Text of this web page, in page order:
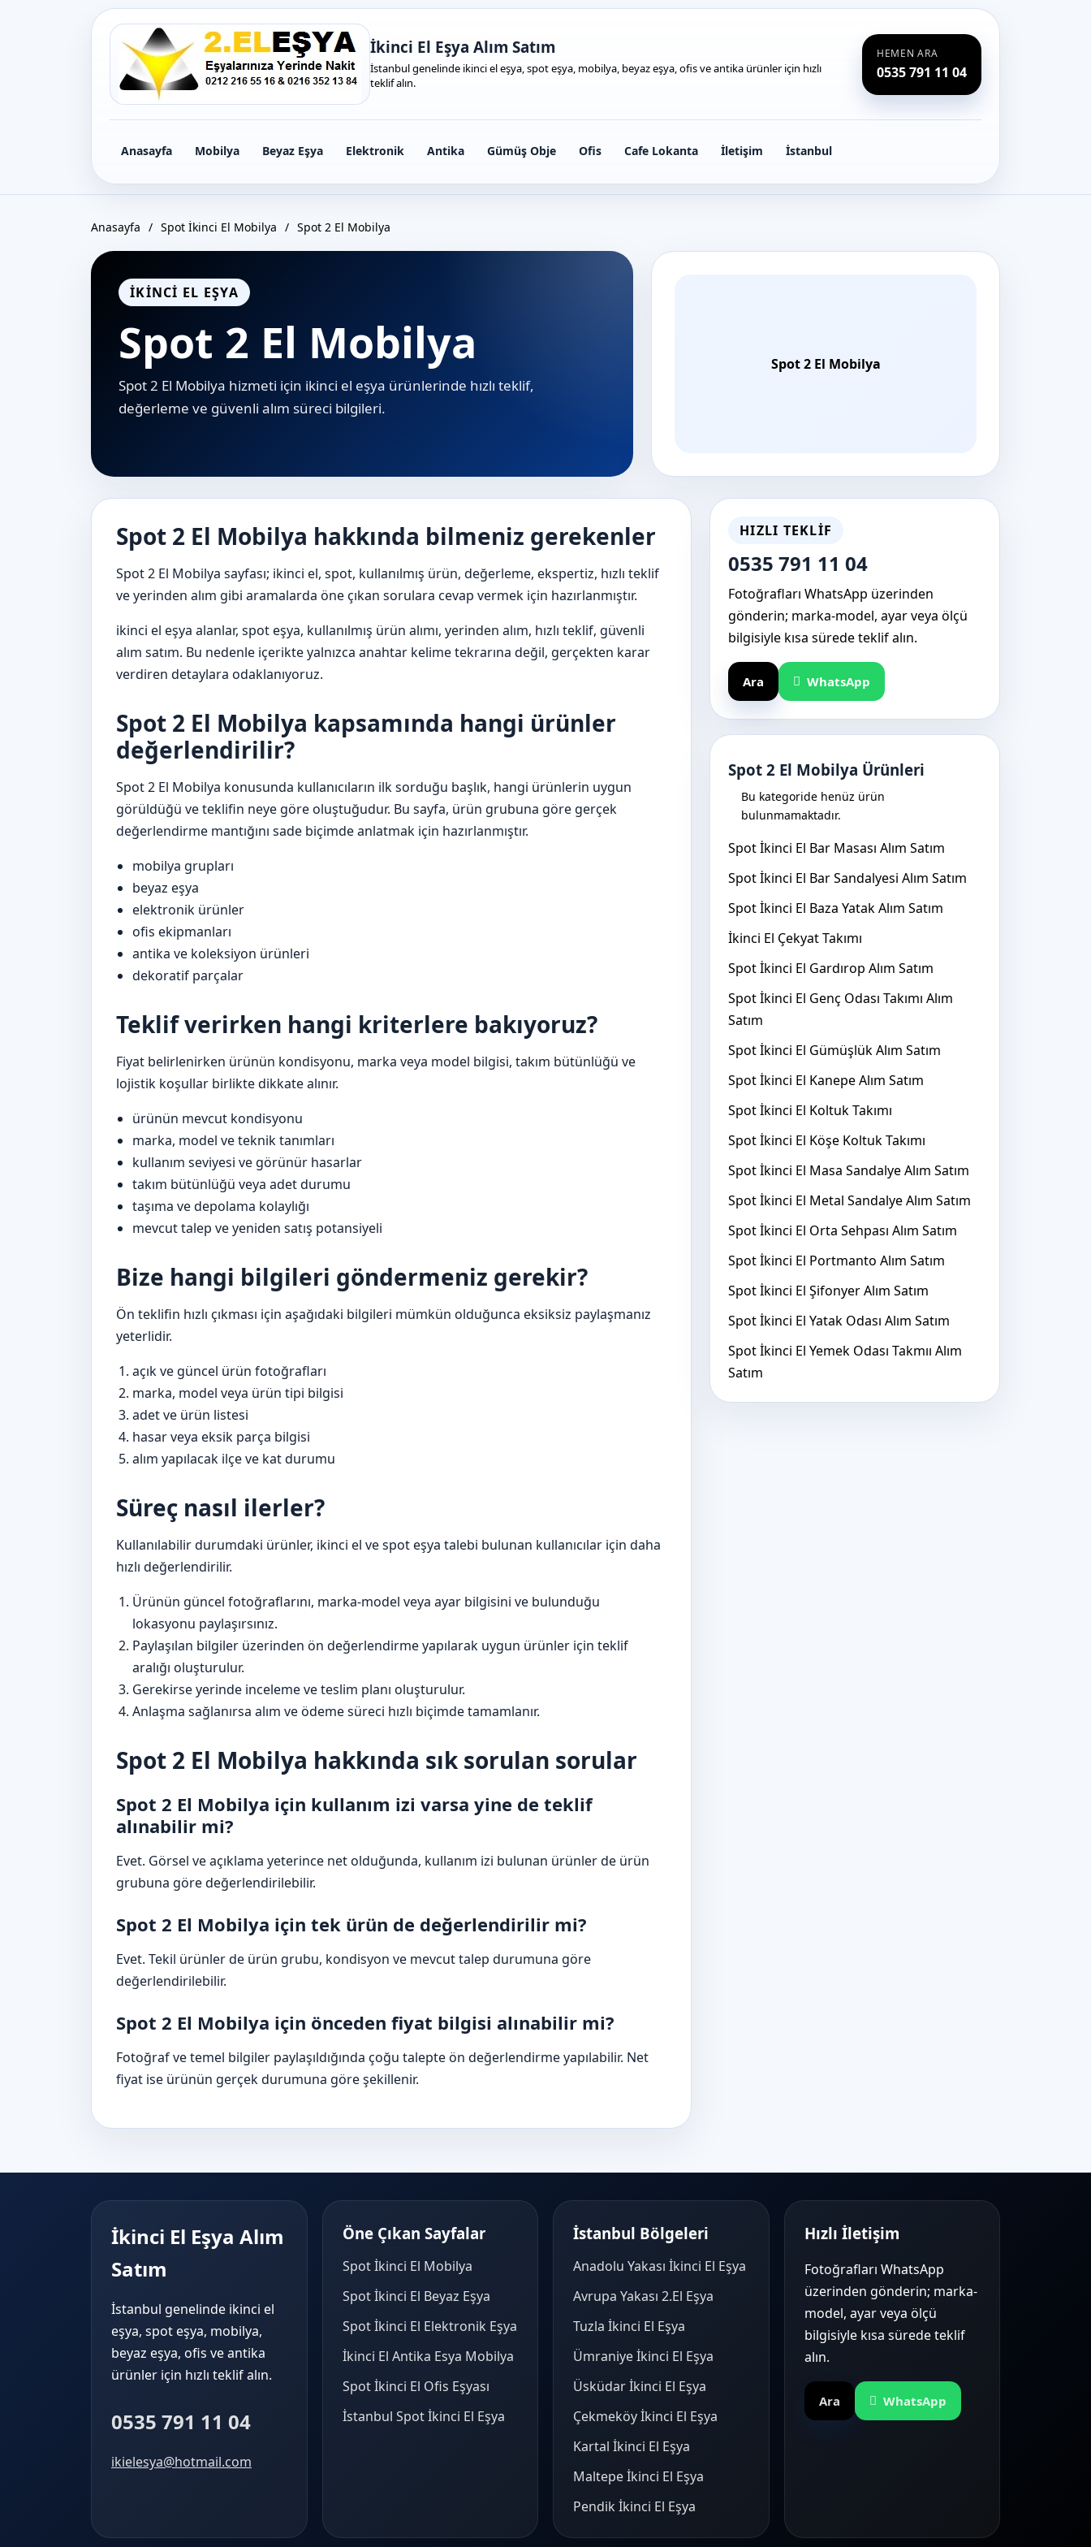
İkinci El Eşya Alım Satım
İstanbul genelinde ikinci el eşya, spot eşya, mobilya, beyaz eşya, ofis ve antika ürünler için hızlı
teklif alın.
Anasayfa Mobilya Beyaz Eşya Elektronik Antika Gümüş Obje Ofis Cafe Lokanta İletişim İstanbul
HEMEN ARA
0535 791 11 04
Anasayfa / Spot İkinci El Mobilya / Spot 2 El Mobilya
İKINCI EL EŞYA
Spot 2 El Mobilya
Spot 2 El Mobilya hizmeti için i̇kinci el eşya ürünlerinde hızlı teklif,
değerleme ve güvenli alım süreci bilgileri.
Spot 2 El Mobilya
Spot 2 El Mobilya hakkında bilmeniz gerekenler
Spot 2 El Mobilya sayfası; ikinci el, spot, kullanılmış ürün, değerleme, ekspertiz, hızlı teklif
ve yerinden alım gibi aramalarda öne çıkan sorulara cevap vermek için hazırlanmıştır.
ikinci el eşya alanlar, spot eşya, kullanılmış ürün alımı, yerinden alım, hızlı teklif, güvenli
alım satım. Bu nedenle içerikte yalnızca anahtar kelime tekrarına değil, gerçekten karar
verdiren detaylara odaklanıyoruz.
Spot 2 El Mobilya kapsamında hangi ürünler
değerlendirilir?
Spot 2 El Mobilya konusunda kullanıcıların ilk sorduğu başlık, hangi ürünlerin uygun
görüldüğü ve teklifin neye göre oluştuğudur. Bu sayfa, ürün grubuna göre gerçek
değerlendirme mantığını sade biçimde anlatmak için hazırlanmıştır.
mobilya grupları
beyaz eşya
elektronik ürünler
ofis ekipmanları
antika ve koleksiyon ürünleri
dekoratif parçalar
Teklif verirken hangi kriterlere bakıyoruz?
Fiyat belirlenirken ürünün kondisyonu, marka veya model bilgisi, takım bütünlüğü ve
lojistik koşullar birlikte dikkate alınır.
ürünün mevcut kondisyonu
marka, model ve teknik tanımları
kullanım seviyesi ve görünür hasarlar
takım bütünlüğü veya adet durumu
taşıma ve depolama kolaylığı
mevcut talep ve yeniden satış potansiyeli
Bize hangi bilgileri göndermeniz gerekir?
Ön teklifin hızlı çıkması için aşağıdaki bilgileri mümkün olduğunca eksiksiz paylaşmanız
yeterlidir.
açık ve güncel ürün fotoğrafları
marka, model veya ürün tipi bilgisi
adet ve ürün listesi
hasar veya eksik parça bilgisi
alım yapılacak ilçe ve kat durumu
Süreç nasıl ilerler?
Kullanılabilir durumdaki ürünler, ikinci el ve spot eşya talebi bulunan kullanıcılar için daha
hızlı değerlendirilir.
Ürünün güncel fotoğraflarını, marka-model veya ayar bilgisini ve bulunduğu
lokasyonu paylaşırsınız.
Paylaşılan bilgiler üzerinden ön değerlendirme yapılarak uygun ürünler için teklif
aralığı oluşturulur.
Gerekirse yerinde inceleme ve teslim planı oluşturulur.
Anlaşma sağlanırsa alım ve ödeme süreci hızlı biçimde tamamlanır.
Spot 2 El Mobilya hakkında sık sorulan sorular
Spot 2 El Mobilya için kullanım izi varsa yine de teklif
alınabilir mi?
Evet. Görsel ve açıklama yeterince net olduğunda, kullanım izi bulunan ürünler de ürün
grubuna göre değerlendirilebilir.
Spot 2 El Mobilya için tek ürün de değerlendirilir mi?
Evet. Tekil ürünler de ürün grubu, kondisyon ve mevcut talep durumuna göre
değerlendirilebilir.
Spot 2 El Mobilya için önceden fiyat bilgisi alınabilir mi?
Fotoğraf ve temel bilgiler paylaşıldığında çoğu talepte ön değerlendirme yapılabilir. Net
fiyat ise ürünün gerçek durumuna göre şekillenir.
HIZLI TEKLIF
0535 791 11 04
Fotoğrafları WhatsApp üzerinden
gönderin; marka-model, ayar veya ölçü
bilgisiyle kısa sürede teklif alın.
Ara WhatsApp
Spot 2 El Mobilya Ürünleri
Bu kategoride henüz ürün
bulunmamaktadır.
Spot İkinci El Bar Masası Alım Satım
Spot İkinci El Bar Sandalyesi Alım Satım
Spot İkinci El Baza Yatak Alım Satım
İkinci El Çekyat Takımı
Spot İkinci El Gardırop Alım Satım
Spot İkinci El Genç Odası Takımı Alım
Satım
Spot İkinci El Gümüşlük Alım Satım
Spot İkinci El Kanepe Alım Satım
Spot İkinci El Koltuk Takımı
Spot İkinci El Köşe Koltuk Takımı
Spot İkinci El Masa Sandalye Alım Satım
Spot İkinci El Metal Sandalye Alım Satım
Spot İkinci El Orta Sehpası Alım Satım
Spot İkinci El Portmanto Alım Satım
Spot İkinci El Şifonyer Alım Satım
Spot İkinci El Yatak Odası Alım Satım
Spot İkinci El Yemek Odası Takmıı Alım
Satım
İkinci El Eşya Alım
Satım
İstanbul genelinde ikinci el
eşya, spot eşya, mobilya,
beyaz eşya, ofis ve antika
ürünler için hızlı teklif alın.
0535 791 11 04
ikielesya@hotmail.com
Öne Çıkan Sayfalar
Spot İkinci El Mobilya
Spot İkinci El Beyaz Eşya
Spot İkinci El Elektronik Eşya
İkinci El Antika Esya Mobilya
Spot İkinci El Ofis Eşyası
İstanbul Spot İkinci El Eşya
İstanbul Bölgeleri
Anadolu Yakası İkinci El Eşya
Avrupa Yakası 2.El Eşya
Tuzla İkinci El Eşya
Ümraniye İkinci El Eşya
Üsküdar İkinci El Eşya
Çekmeköy İkinci El Eşya
Kartal İkinci El Eşya
Maltepe İkinci El Eşya
Pendik İkinci El Eşya
Hızlı İletişim
Fotoğrafları WhatsApp
üzerinden gönderin; marka-
model, ayar veya ölçü
bilgisiyle kısa sürede teklif
alın.
Ara WhatsApp